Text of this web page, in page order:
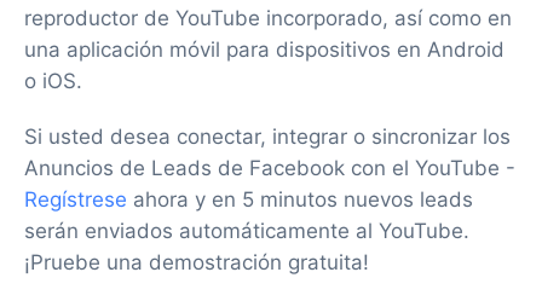
reproductor de YouTube incorporado, así como en
una aplicación móvil para dispositivos en Android
o iOS.
Si usted desea conectar, integrar o sincronizar los
Anuncios de Leads de Facebook con el YouTube -
Regístrese ahora y en 5 minutos nuevos leads
serán enviados automáticamente al YouTube.
¡Pruebe una demostración gratuita!